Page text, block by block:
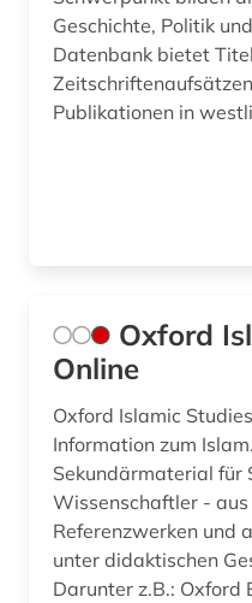
Geschichte, Politik und
Datenbank bietet
Publikationen in
Oxford
Online
Oxford Islamic
Information zum Islam. Primär- und
Sekundärmaterial für
Wissenschaftler -
Referenzwerken und
unter didaktischen
Darunter z.B.: Oxford Encyclopedia of the